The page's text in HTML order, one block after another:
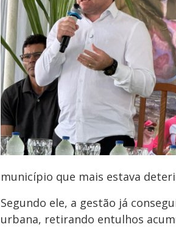
município que mais estava
Segundo ele, a gestão já
urbana, retirando entulhos